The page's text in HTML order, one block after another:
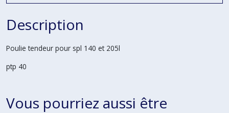
Description
Poulie tendeur pour spl 140 et 205l
ptp 40
Vous pourriez aussi être